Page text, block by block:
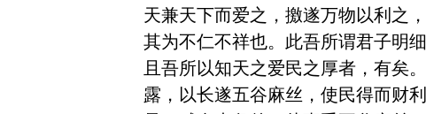
天兼天下而爱之，撽遂万物以利之
其为不仁不祥也。此吾所谓君子明细
且吾所以知天之爱民之厚者，有矣
露，以长遂五谷麻丝，使民得而财